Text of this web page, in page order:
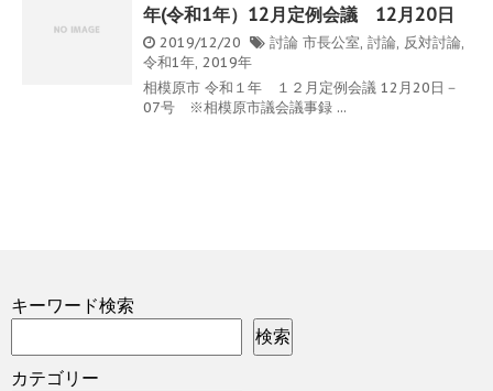
年(令和1年）12月定例会議 12月20日
2019/12/20 討論 市長公室, 討論, 反対討論,
令和1年, 2019年
相模原市 令和１年 １２月定例会議 12月20日－
07号 ※相模原市議会議事録 ...
キーワード検索
検索
カテゴリー